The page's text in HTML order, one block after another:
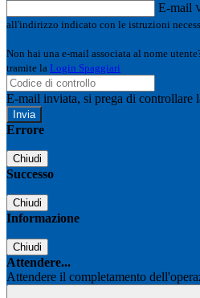
E-mail
all'indirizzo indicato con le istruzioni
Non hai una e-mail associata al nome
tramite la Login Spaggiari
E-mail inviata, si prega di controllare
Errore
Chiudi
Successo
Chiudi
Informazione
Chiudi
Attendere...
Attendere il completamento